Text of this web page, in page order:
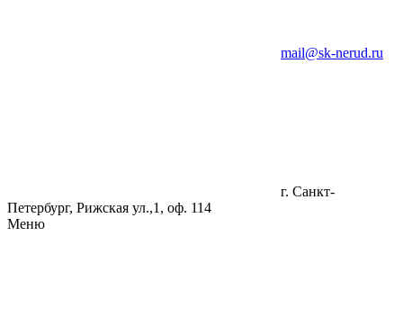
mail@sk-nerud.ru
г. Санкт-
Петербург, Рижская ул.,1, оф. 114
Меню